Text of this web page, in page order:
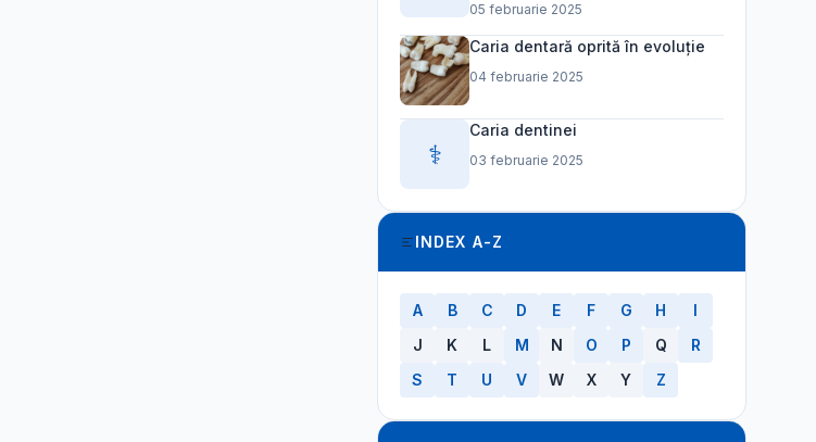
05 februarie 2025
Caria dentară oprită în evoluție
04 februarie 2025
⚕️
Caria dentinei
03 februarie 2025
INDEX A-Z
A B C D E F G H
I
J
K L M N O P Q
R
S
T U V W X Y Z